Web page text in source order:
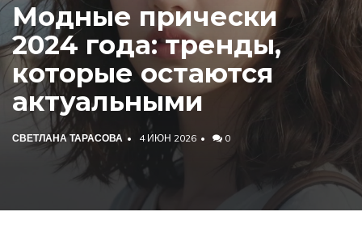
Модные прически
2024 года: тренды,
которые остаются
актуальными
СВЕТЛАНА ТАРАСОВА 4 ИЮН 2026 0